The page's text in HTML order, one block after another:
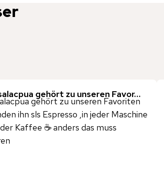
gehört zu unseren Favor…
gehört zu unseren Favoriten
ihn sls Espresso ,in jeder Maschine
Kaffee ☕️ anders das muss